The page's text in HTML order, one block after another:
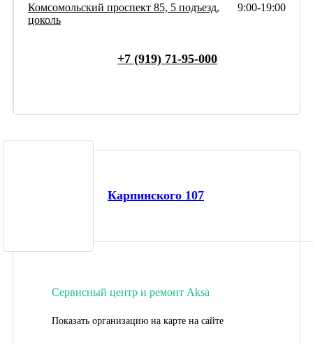
9:00-19:00
Комсомольский проспект 85, 5 подъезд,
цоколь
+7 (919) 71-95-000
Карпинского 107
Сервисный центр и ремонт Aksa
Показать организацию на карте на сайте